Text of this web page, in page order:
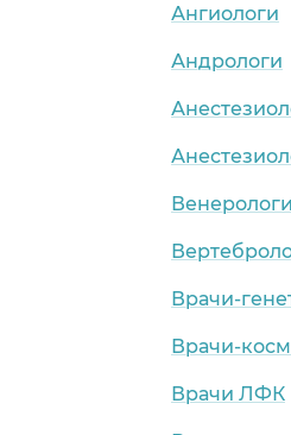
Ангиологи
Андрологи
Венерологи
Врачи-
Врачи-
Врачи ЛФК